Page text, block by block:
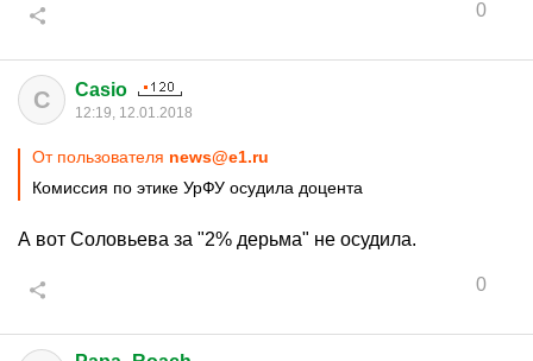
0
C Casio
12:19, 12.01.2018
От пользователя news@e1.ru
Комиссия по этике УрФУ осудила доцента
А вот Соловьева за "2% дерьма" не осудила.
0